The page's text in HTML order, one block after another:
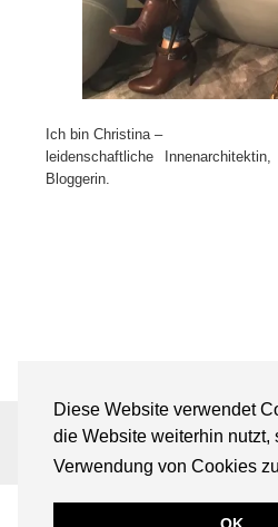
Diese Website verwendet
die Website weiterhin nutzt,
Verwendung von Cookies
Ich bin Christina –
leidenschaftliche
Bloggerin.
©2026 ALL-ABOUT-DESIGN💋
THEME